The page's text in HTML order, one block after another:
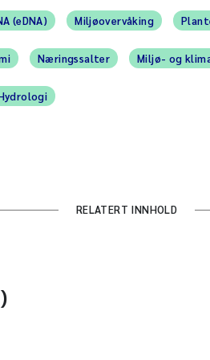
(eDNA) Miljøovervåking
Næringssalter Miljø- og
RELATERT INNHOLD